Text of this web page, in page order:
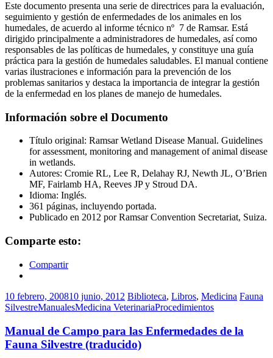
Este documento presenta una serie de directrices para la evaluación,
seguimiento y gestión de enfermedades de los animales en los
humedales, de acuerdo al informe técnico nº 7 de Ramsar. Está
dirigido principalmente a administradores de humedales, así como
responsables de las políticas de humedales, y constituye una guía
práctica para la gestión de humedales saludables. El manual contiene
varias ilustraciones e información para la prevención de los
problemas sanitarios y destaca la importancia de integrar la gestión
de la enfermedad en los planes de manejo de humedales.
Información sobre el Documento
Título original: Ramsar Wetland Disease Manual. Guidelines
for assessment, monitoring and management of animal disease
in wetlands.
Autores: Cromie RL, Lee R, Delahay RJ, Newth JL, O’Brien
MF, Fairlamb HA, Reeves JP y Stroud DA.
Idioma: Inglés.
361 páginas, incluyendo portada.
Publicado en 2012 por Ramsar Convention Secretariat, Suiza.
Comparte esto:
Compartir
10 febrero, 200810 junio, 2012 Biblioteca, Libros, Medicina Fauna
SilvestreManualesMedicina VeterinariaProcedimientos
Manual de Campo para las Enfermedades de la
Fauna Silvestre (traducido)